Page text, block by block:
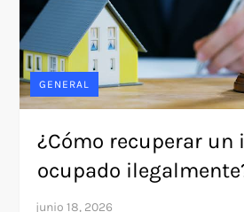
GENERAL
¿Cómo recuperar un
ocupado